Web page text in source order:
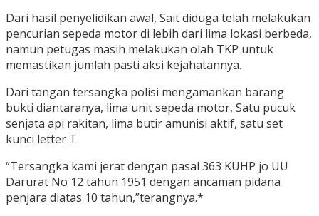
Dari hasil penyelidikan awal, Sait diduga telah melakukan
pencurian sepeda motor di lebih dari lima lokasi berbeda,
namun petugas masih melakukan olah TKP untuk
memastikan jumlah pasti aksi kejahatannya.
Dari tangan tersangka polisi mengamankan barang
bukti diantaranya, lima unit sepeda motor, Satu pucuk
senjata api rakitan, lima butir amunisi aktif, satu set
kunci letter T.
“Tersangka kami jerat dengan pasal 363 KUHP jo UU
Darurat No 12 tahun 1951 dengan ancaman pidana
penjara diatas 10 tahun,”terangnya.*